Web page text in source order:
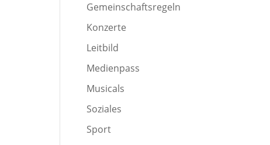
Gemeinschaftsregeln
Konzerte
Leitbild
Medienpass
Musicals
Soziales
Sport